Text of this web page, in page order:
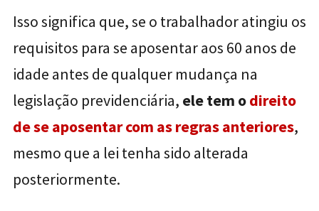
Isso significa que, se o trabalhador atingiu os
requisitos para se aposentar aos 60 anos de
idade antes de qualquer mudança na
legislação previdenciária, ele tem odireito
de se aposentar com as regras anteriores,
mesmo que a lei tenha sido alterada
posteriormente.